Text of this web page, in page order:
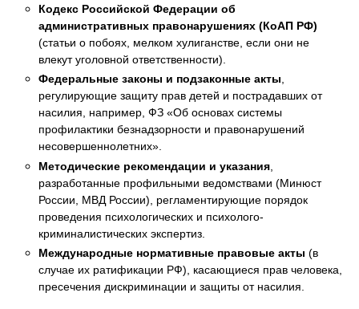
Кодекс Российской Федерации об
административных правонарушениях (КоАП РФ)
(статьи о побоях, мелком хулиганстве, если они не
влекут уголовной ответственности).
Федеральные законы и подзаконные акты,
регулирующие защиту прав детей и пострадавших от
насилия, например, ФЗ «Об основах системы
профилактики безнадзорности и правонарушений
несовершеннолетних».
Методические рекомендации и указания,
разработанные профильными ведомствами (Минюст
России, МВД России), регламентирующие порядок
проведения психологических и психолого-
криминалистических экспертиз.
Международные нормативные правовые акты (в
случае их ратификации РФ), касающиеся прав человека,
пресечения дискриминации и защиты от насилия.